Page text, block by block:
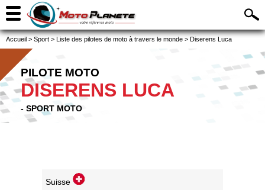
Accueil > Sport > Liste des pilotes de moto à travers le monde > Diserens Luca
PILOTE MOTO
DISERENS LUCA
- SPORT MOTO
Suisse